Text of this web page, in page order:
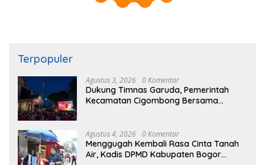
Terpopuler
Agustus 3, 2026 0 Komentar
Dukung Timnas Garuda, Pemerintah
Kecamatan Cigombong Bersama
Agustus 4, 2026 0 Komentar
Menggugah Kembali Rasa Cinta Tanah
Air, Kadis DPMD Kabupaten Bogor